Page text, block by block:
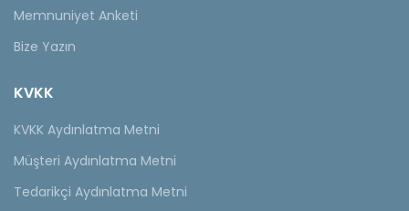
Memnuniyet Anketi
Bize Yazın
KVKK
KVKK Aydınlatma Metni
Müşteri Aydınlatma Metni
Tedarikçi Aydınlatma Metni